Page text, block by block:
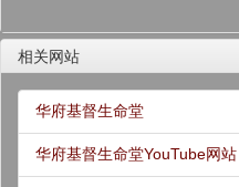
相关网站
华府基督生命堂
华府基督生命堂YouTube网站